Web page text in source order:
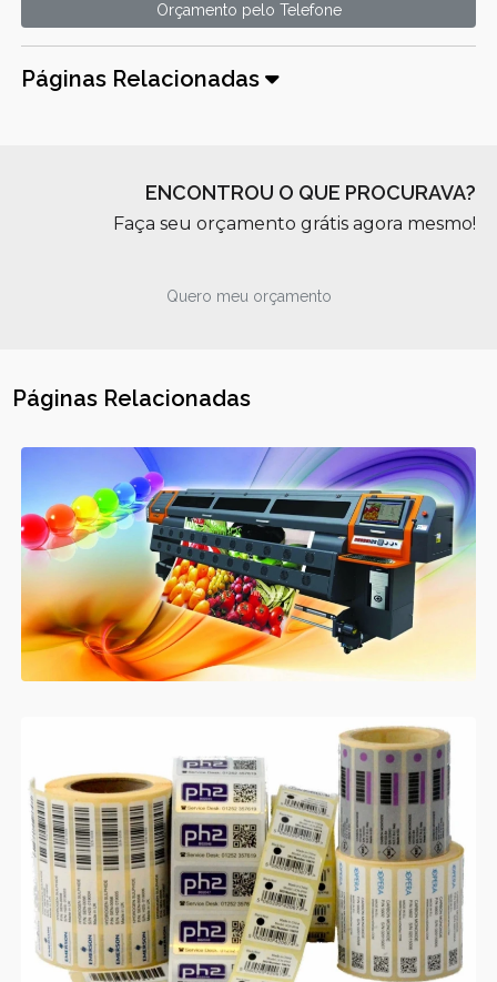
Orçamento pelo Telefone
Páginas Relacionadas
ENCONTROU O QUE PROCURAVA?
Faça seu orçamento grátis agora mesmo!
Quero meu orçamento
Páginas Relacionadas